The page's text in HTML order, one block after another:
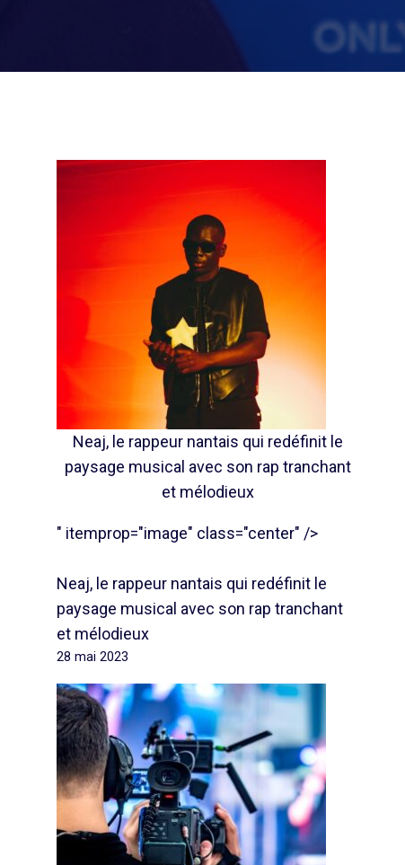
Neaj, le rappeur nantais qui redéfinit le
paysage musical avec son rap tranchant
et mélodieux
" itemprop="image" class="center" />
Neaj, le rappeur nantais qui redéfinit le
paysage musical avec son rap tranchant
et mélodieux
28 mai 2023